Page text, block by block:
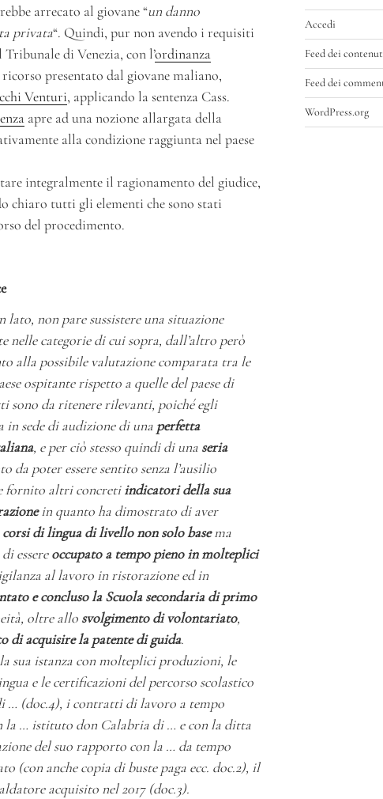
arrecato al giovane “un danno
privata“. Quindi, pur non avendo i requisiti
di Venezia, con l’ordinanza
presentato dal giovane maliano,
Venturi, applicando la sentenza Cass.
apre ad una nozione allargata della
alla condizione raggiunta nel paese
integralmente il ragionamento del giudice,
chiaro tutti gli elementi che sono stati
del procedimento.
lato, non pare sussistere una situazione
nelle categorie di cui sopra, dall’altro però
alla possibile valutazione comparata tra le
ospitante rispetto a quelle del paese di
sono da ritenere rilevanti, poiché egli
sede di audizione di una perfetta
, e per ciò stesso quindi di una seria
da poter essere sentito senza l’ausilio
fornito altri concretiindicatori della sua
in quanto ha dimostrato di aver
corsi di lingua di livello non solo basema
essereoccupato a tempo pieno in molteplici
al lavoro in ristorazione ed in
e concluso la Scuola secondaria di primo
oltre allo svolgimento di volontariato,
di acquisire la patente di guida.
sua istanza con molteplici produzioni, le
e le certificazioni del percorso scolastico
… (doc.4), i contratti di lavoro a tempo
la … istituto don Calabria di … e con la ditta
del suo rapporto con la … da tempo
(con anche copia di buste paga ecc. doc.2), il
acquisito nel 2017 (doc.3).
Accedi
Feed dei
Feed dei
WordPress.org